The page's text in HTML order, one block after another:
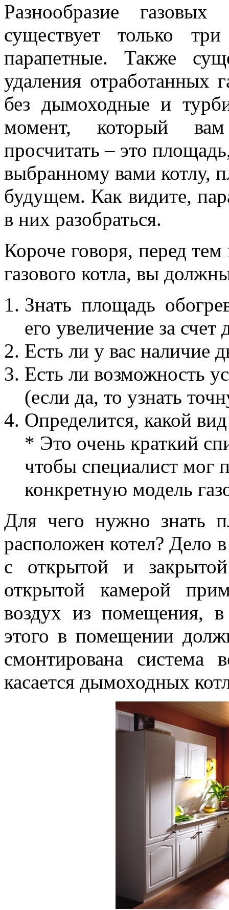
Разнообразие
существует только
парапетные. Также
удаления отработанных
без дымоходные и
момент, который вам
просчитать – это
выбранному вами котлу,
будущем. Как видите,
в них разобраться.
Короче говоря, перед
газового котла, вы
Знать площадь
его увеличение за счет
Есть ли у вас наличие
Есть ли возможность
(если да, то узнать
Определится, какой
* Это очень краткий
чтобы специалист мог
конкретную модель
Для чего нужно знать
расположен котел? Дело
с открытой и
открытой камерой
воздух из помещения,
этого в помещении
смонтирована система
касается дымоходных